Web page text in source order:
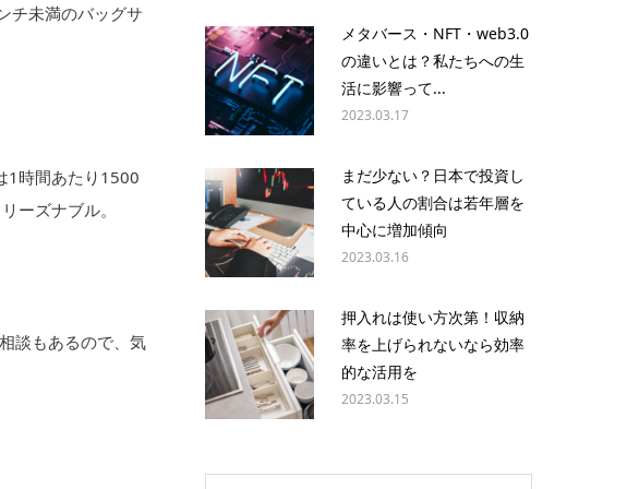
チ未満のバッグサ
1時間あたり1500
ーズナブル。
談もあるので、気
メタバース・NFT・web3.0
の違いとは？私たちへの生
活に影響って...
2023.03.17
まだ少ない？日本で投資し
ている人の割合は若年層を
中心に増加傾向
2023.03.16
押入れは使い方次第！収納
率を上げられないなら効率
的な活用を
2023.03.15